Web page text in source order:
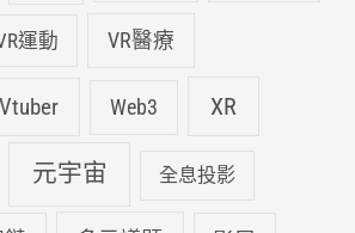
運動 VR醫療
Vtuber Web3 XR
元宇宙 全息投影